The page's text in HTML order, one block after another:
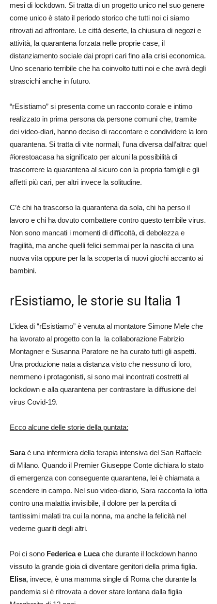
mesi di lockdown. Si tratta di un progetto unico nel suo genere
come unico è stato il periodo storico che tutti noi ci siamo
ritrovati ad affrontare. Le città deserte, la chiusura di negozi e
attività, la quarantena forzata nelle proprie case, il
distanziamento sociale dai propri cari fino alla crisi economica.
Uno scenario terribile che ha coinvolto tutti noi e che avrà degli
strascichi anche in futuro.
“rEsistiamo” si presenta come un racconto corale e intimo
realizzato in prima persona da persone comuni che, tramite
dei video-diari, hanno deciso di raccontare e condividere la loro
quarantena. Si tratta di vite normali, l’una diversa dall’altra: quel
#iorestoacasa ha significato per alcuni la possibilità di
trascorrere la quarantena al sicuro con la propria famigli e gli
affetti più cari, per altri invece la solitudine.
C’è chi ha trascorso la quarantena da sola, chi ha perso il
lavoro e chi ha dovuto combattere contro questo terribile virus.
Non sono mancati i momenti di difficoltà, di debolezza e
fragilità, ma anche quelli felici semmai per la nascita di una
nuova vita oppure per la la scoperta di nuovi giochi accanto ai
bambini.
rEsistiamo, le storie su Italia 1
L’idea di “rEsistiamo” è venuta al montatore Simone Mele che
ha lavorato al progetto con la la collaborazione Fabrizio
Montagner e Susanna Paratore ne ha curato tutti gli aspetti.
Una produzione nata a distanza visto che nessuno di loro,
nemmeno i protagonisti, si sono mai incontrati costretti al
lockdown e alla quarantena per contrastare la diffusione del
virus Covid-19.
Ecco alcune delle storie della puntata:
Saraè una infermiera della terapia intensiva del San Raffaele
di Milano. Quando il Premier Giuseppe Conte dichiara lo stato
di emergenza con conseguente quarantena, lei è chiamata a
scendere in campo. Nel suo video-diario, Sara racconta la lotta
contro una malattia invisibile, il dolore per la perdita di
tantissimi malati tra cui la nonna, ma anche la felicità nel
vederne guariti degli altri.
Poi ci sono Federica e Lucache durante il lockdown hanno
vissuto la grande gioia di diventare genitori della prima figlia.
Elisa, invece, è una mamma single di Roma che durante la
pandemia si è ritrovata a dover stare lontana dalla figlia